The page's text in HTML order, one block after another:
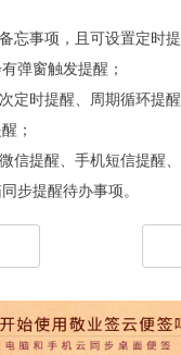
忘事项，且可设置定时
弹窗触发提醒；
定时提醒、周期循环提
；
信提醒、手机短信提醒
步提醒待办事项。